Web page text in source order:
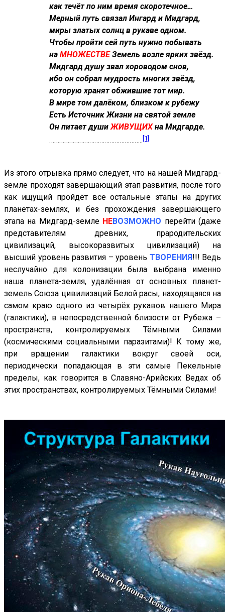
как течёт по ним время скоротечное…
Мерный путь связал Ингард и Мидгард,
миры златых солнц в рукаве одном.
Чтобы пройти сей путь нужно побывать
на МНОЖЕСТВЕЗемель возле ярких звёзд.
Мидгард душу звал хороводом снов,
ибо он собрал мудрость многих звёзд,
которую хранят обжившие тот мир.
В мире том далёком, близком к рубежу
Есть Источник Жизни на святой земле
Он питает душиЖИВУЩИХна Мидгарде.
……………………………………………….. [1]
Из этого отрывка прямо следует, что на нашей Мидгард-
земле проходят завершающий этап развития, после того
как ищущий пройдёт все остальные этапы на других
планетах-землях, и без прохождения завершающего
этапа на Мидгард-земле НЕВОЗМОЖНО перейти (даже
представителям древних, прародительских
цивилизаций, высокоразвитых цивилизаций) на
высший уровень развития – уровень ТВОРЕНИЯ!!! Ведь
неслучайно для колонизации была выбрана именно
наша планета-земля, удалённая от основных планет-
земель Союза цивилизаций Белой расы, находящаяся на
самом краю одного из четырёх рукавов нашего Мира
(галактики), в непосредственной близости от Рубежа –
пространств, контролируемых Тёмными Силами
(космическими социальными паразитами)! К тому же,
при вращении галактики вокруг своей оси,
периодически попадающая в эти самые Пекельные
пределы, как говорится в Славяно-Арийских Ведах об
этих пространствах, контролируемых Тёмными Силами!